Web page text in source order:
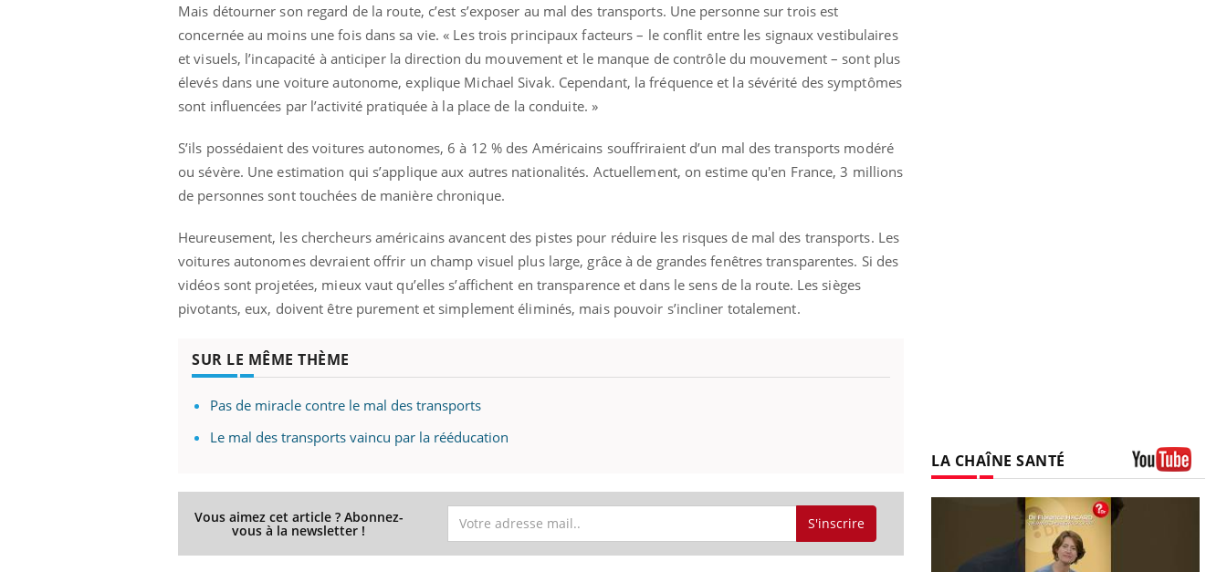
Mais détourner son regard de la route, c’est s’exposer au mal des transports. Une personne sur trois est
concernée au moins une fois dans sa vie. « Les trois principaux facteurs – le conflit entre les signaux vestibulaires
et visuels, l’incapacité à anticiper la direction du mouvement et le manque de contrôle du mouvement – sont plus
élevés dans une voiture autonome, explique Michael Sivak. Cependant, la fréquence et la sévérité des symptômes
sont influencées par l’activité pratiquée à la place de la conduite. »
S’ils possédaient des voitures autonomes, 6 à 12 % des Américains souffriraient d’un mal des transports modéré
ou sévère. Une estimation qui s’applique aux autres nationalités. Actuellement, on estime qu'en France, 3 millions
de personnes sont touchées de manière chronique.
Heureusement, les chercheurs américains avancent des pistes pour réduire les risques de mal des transports. Les
voitures autonomes devraient offrir un champ visuel plus large, grâce à de grandes fenêtres transparentes. Si des
vidéos sont projetées, mieux vaut qu’elles s’affichent en transparence et dans le sens de la route. Les sièges
pivotants, eux, doivent être purement et simplement éliminés, mais pouvoir s’incliner totalement.
SUR LE MÊME THÈME
Pas de miracle contre le mal des transports
Le mal des transports vaincu par la rééducation
Vous aimez cet article ? Abonnez-
vous à la newsletter ! S'inscrire
LA CHAÎNE SANTÉ